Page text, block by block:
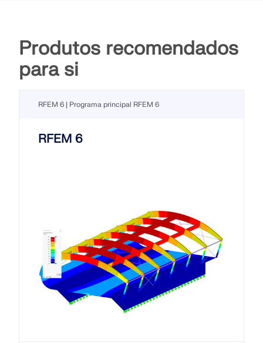
Produtos recomendados
para si
RFEM 6 | Programa principal RFEM 6
RFEM 6